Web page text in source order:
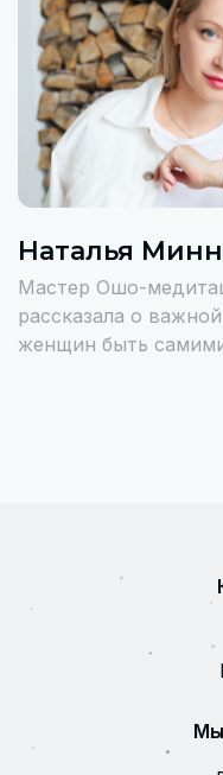
Наталья
Мастер Ошо-
рассказала о
женщин быть
Мы